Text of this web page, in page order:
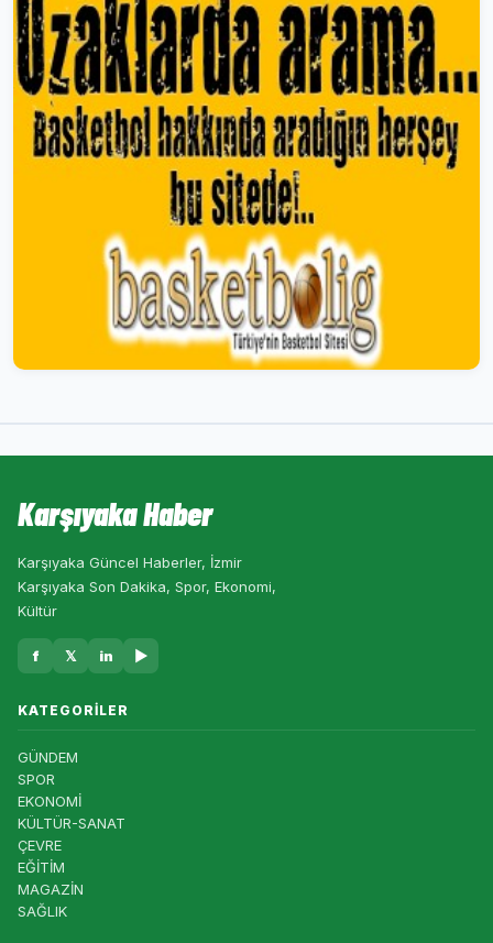
Karşıyaka Haber
Karşıyaka Güncel Haberler, İzmir
Karşıyaka Son Dakika, Spor, Ekonomi,
Kültür
f 𝕏 in ▶
KATEGORILER
GÜNDEM
SPOR
EKONOMİ
KÜLTÜR-SANAT
ÇEVRE
EĞİTİM
MAGAZİN
SAĞLIK